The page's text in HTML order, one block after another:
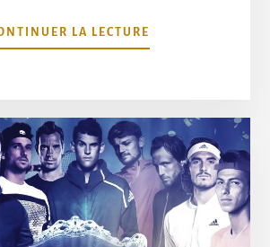
LA LECTURE
PROPOSUNE
BIOLOGIQUE
SUR
LA
CÔTE
D’AZUR